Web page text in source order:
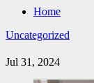
Home
Uncategorized
Jul 31, 2024